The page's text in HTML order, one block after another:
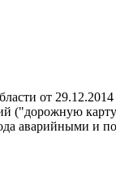
от
("дорожную
аварийными и